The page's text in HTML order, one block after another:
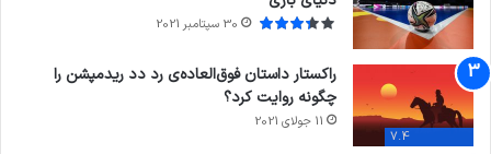
30 سپتامبر 2021
7.4
راکستار داستان فوق‌العاده‌ی رد دد ریدمپشن را
چگونه روایت کرد؟
11 جولای 2021